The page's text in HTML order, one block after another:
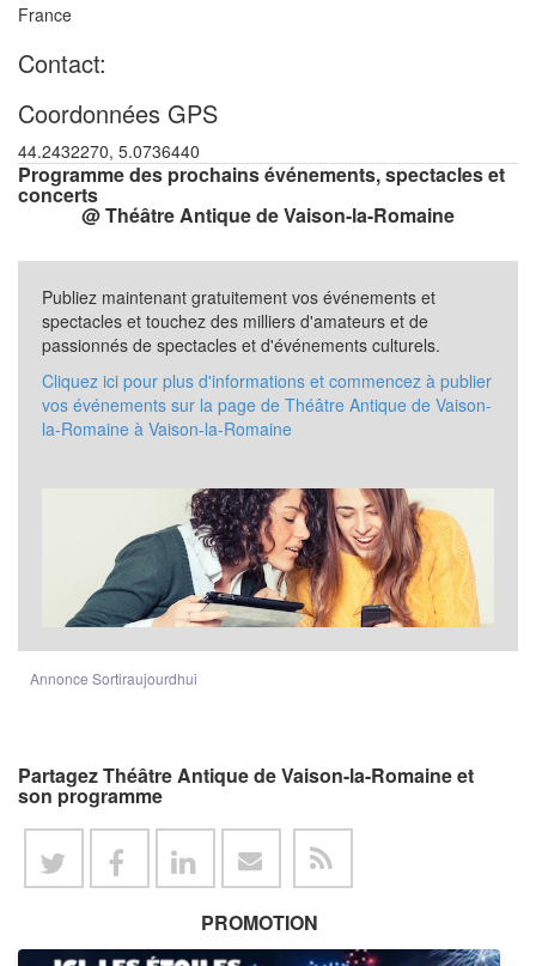
France
Contact:
Coordonnées GPS
44.2432270, 5.0736440
Programme des prochains événements, spectacles et
concerts
@ Théâtre Antique de Vaison-la-Romaine
Publiez maintenant gratuitement vos événements et
spectacles et touchez des milliers d'amateurs et de
passionnés de spectacles et d'événements culturels.
Cliquez ici pour plus d'informations et commencez à publier
vos événements sur la page de Théâtre Antique de Vaison-
la-Romaine à Vaison-la-Romaine
Annonce Sortiraujourdhui
Partagez Théâtre Antique de Vaison-la-Romaine et
son programme
PROMOTION